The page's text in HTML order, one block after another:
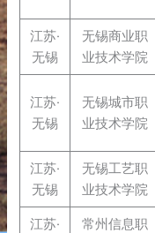
江苏·
无锡
无锡商业职
业技术学院
江苏·
无锡
无锡城市职
业技术学院
江苏·
无锡
无锡工艺职
业技术学院
江苏· 常州信息职